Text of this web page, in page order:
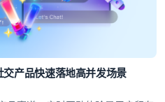
产品快速落地高并发场景